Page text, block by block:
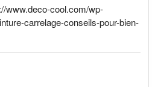
www.deco-cool.com/wp-
carrelage-conseils-pour-bien-